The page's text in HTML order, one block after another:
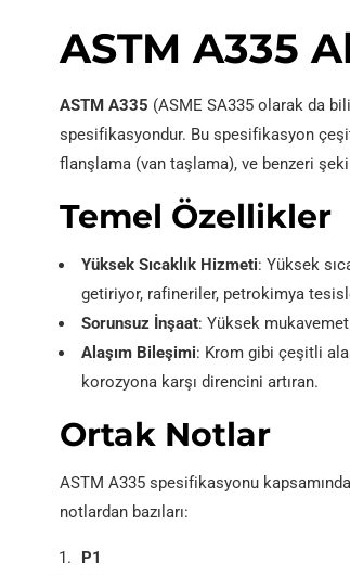
ASTM A335
ASTM A335 (ASME SA335 olarak da
spesifikasyondur. Bu spesifikasyon
flanşlama (van taşlama), ve benzeri
Temel Özellikler
Yüksek Sıcaklık Hizmeti: Yüksek
getiriyor, rafineriler, petrokimya
Sorunsuz İnşaat: Yüksek
Alaşım Bileşimi: Krom gibi çeşitli
korozyona karşı direncini artıran.
Ortak Notlar
ASTM A335 spesifikasyonu
notlardan bazıları:
P1